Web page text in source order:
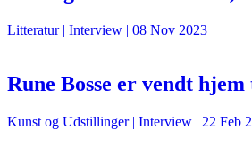
Litteratur| Interview | 08 Nov 2023
Rune Bosse er vendt
Kunst og Udstillinger| Interview | 22 Feb